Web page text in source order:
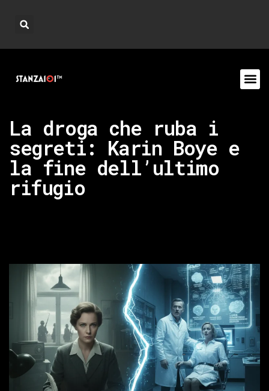
La droga che ruba i
segreti: Karin Boye e
la fine dell’ultimo
rifugio